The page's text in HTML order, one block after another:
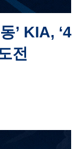
’ KIA, ‘4
전